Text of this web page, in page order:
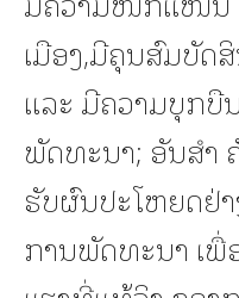
ເມືອງ,ມີຄຸນສົມບັດ
ແລະ ມີຄວາມບຸກບື
ພັດທະນາ; ອັນສໍາ
ຮັບຜົນປະໂຫຍດຢ່
ການພັດທະນາ ເພື່